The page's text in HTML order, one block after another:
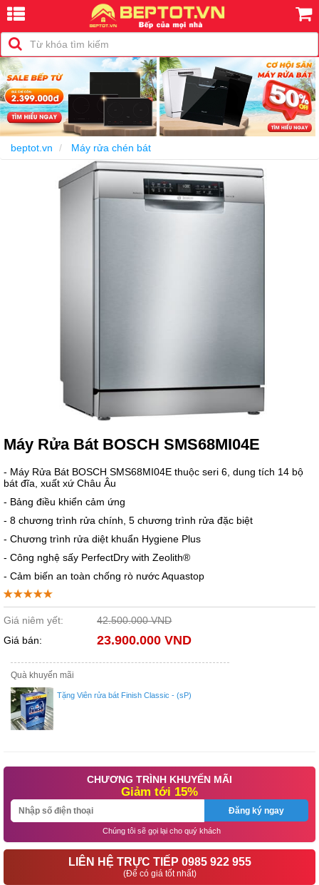
beptot.vn Máy rửa chén bát
Máy Rửa Bát BOSCH SMS68MI04E
- Máy Rửa Bát BOSCH SMS68MI04E thuộc seri 6, dung tích 14 bộ
bát đĩa, xuất xứ Châu Âu
- Bảng điều khiển cảm ứng
- 8 chương trình rửa chính, 5 chương trình rửa đặc biệt
- Chương trình rửa diệt khuẩn Hygiene Plus
- Công nghệ sấy PerfectDry with Zeolith®
- Cảm biến an toàn chống rò nước Aquastop
Giá niêm yết: 42.500.000 VND
-43%
Giá bán: 23.900.000 VND
Quà khuyến mãi
Tặng Viên rửa bát Finish Classic - (sP)
CHƯƠNG TRÌNH KHUYẾN MÃI
Giảm tới 15%
Đăng ký ngay
Chúng tôi sẽ gọi lại cho quý khách
LIÊN HỆ TRỰC TIẾP 0985 922 955
(Để có giá tốt nhất)